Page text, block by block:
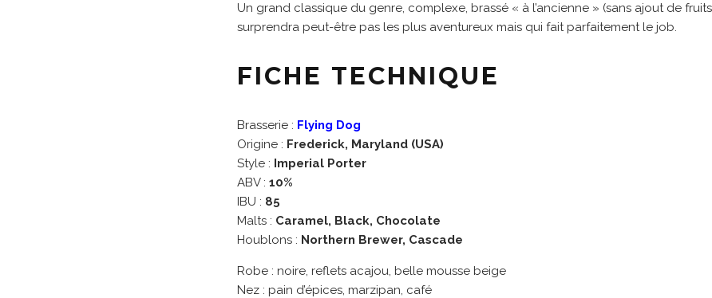
Un grand classique du genre, complexe, brassé « à l’ancienne » (sans ajout de
surprendra peut-être pas les plus aventureux mais qui fait parfaitement le job.
FICHE TECHNIQUE
Brasserie : Flying Dog
Origine : Frederick, Maryland (USA)
Style : Imperial Porter
ABV : 10%
IBU : 85
Malts : Caramel, Black, Chocolate
Houblons : Northern Brewer, Cascade
Robe : noire, reflets acajou, belle mousse beige
Nez : pain d’épices, marzipan, café